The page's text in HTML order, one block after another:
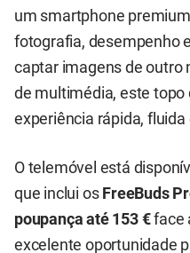
um smartphone
fotografia, desempenho
captar imagens de outro
de multimédia, este
experiência rápida, fluida
O telemóvel está
que inclui os FreeBuds
poupança até 153 €face
excelente oportunidade